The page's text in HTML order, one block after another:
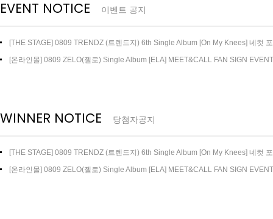
EVENT NOTICE 이벤트 공지
[THE STAGE] 0809 TRENDZ (트렌드지) 6th Single Album [On My Knees] 네컷
[온라인몰] 0809 ZELO(젤로) Single Album [ELA] MEET&CALL FAN SIGN EVENT
WINNER NOTICE 당첨자공지
[THE STAGE] 0809 TRENDZ (트렌드지) 6th Single Album [On My Knees] 네컷
[온라인몰] 0809 ZELO(젤로) Single Album [ELA] MEET&CALL FAN SIGN